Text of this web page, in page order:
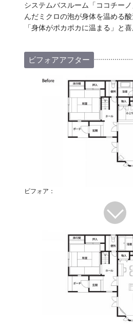
システムバスルーム「ココチー
んだミクロの泡が身体を温める酸
「身体がポカポカに温まる」と喜
ビフォアアフター
ビフォア：